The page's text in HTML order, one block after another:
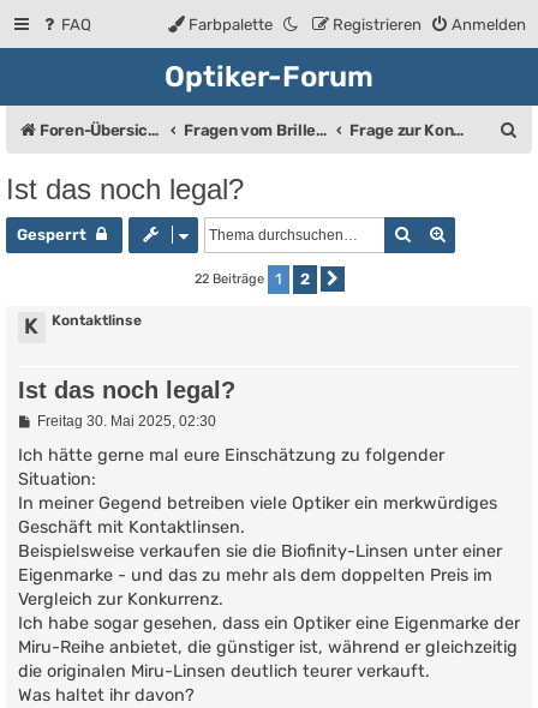
FAQ Anmelden
Registrieren
Farbpalette
Optiker-Forum
Foren-Übersicht Fragen vom Brillenträger an den Augenoptiker Frage zur Kontaktlinse
Ist das noch legal?
Gesperrt Suche
22 Beiträge 1 2
K Kontaktlinse
Ist das noch legal?
B
i
t
r
a
g
Freitag 30. Mai 2025, 02:30
Ich hätte gerne mal eure Einschätzung zu folgender
Situation:
In meiner Gegend betreiben viele Optiker ein merkwürdiges
Geschäft mit Kontaktlinsen.
Beispielsweise verkaufen sie die Biofinity-Linsen unter einer
Eigenmarke - und das zu mehr als dem doppelten Preis im
Vergleich zur Konkurrenz.
Ich habe sogar gesehen, dass ein Optiker eine Eigenmarke der
Miru-Reihe anbietet, die günstiger ist, während er gleichzeitig
die originalen Miru-Linsen deutlich teurer verkauft.
Was haltet ihr davon?